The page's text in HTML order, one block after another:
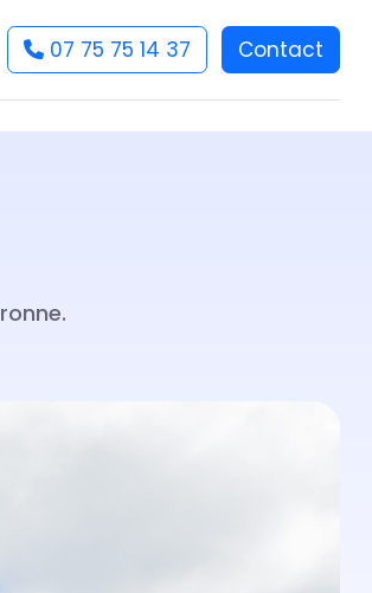
07 75 75 14 37 Contact